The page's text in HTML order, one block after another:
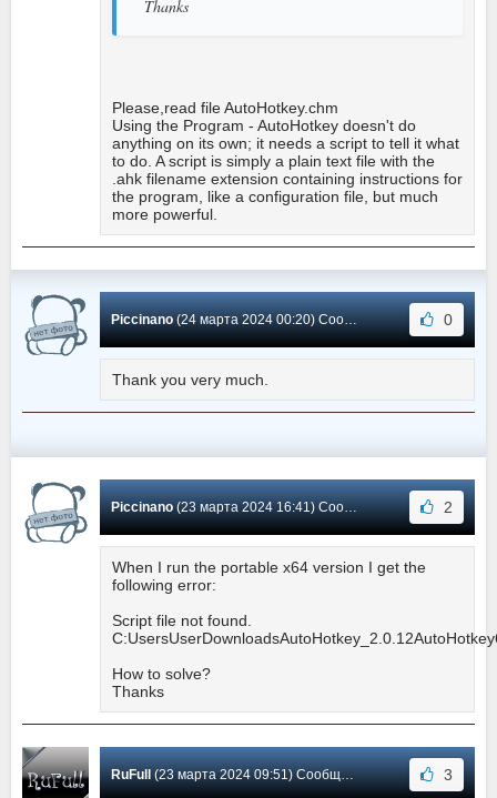
Thanks
Please,read file AutoHotkey.chm
Using the Program - AutoHotkey doesn't do
anything on its own; it needs a script to tell it what
to do. A script is simply a plain text file with the
.ahk filename extension containing instructions for
the program, like a configuration file, but much
more powerful.
Piccinano(24 марта 2024 00:20) Сообщение #148 0
Thank you very much.
Piccinano(23 марта 2024 16:41) Сообщение #147 2
When I run the portable x64 version I get the
following error:
Script file not found.
How to solve?
Thanks
RuFull(23 марта 2024 09:51) Сообщение #146 3